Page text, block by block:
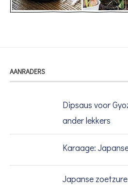
AANRADERS
Dipsaus voor
ander lekkers
Karaage:
Japanse